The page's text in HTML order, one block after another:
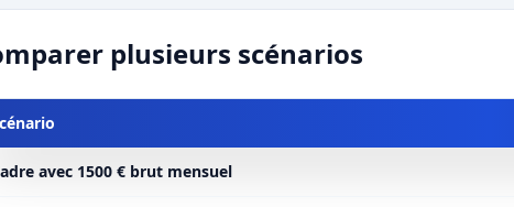
plusieurs scénarios
avec 1500 € brut mensuel